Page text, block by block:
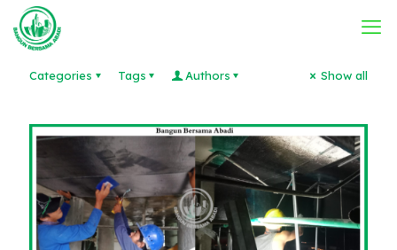
Categories Tags Authors Show all